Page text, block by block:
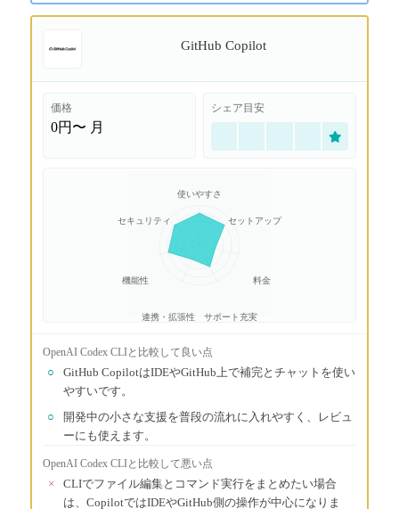
GitHub Copilot
価格
0円〜 月
シェア目安
使いやすさ
セットアップ
料金
サポート充実
連携・拡張性
機能性
セキュリティ
OpenAI Codex CLIと比較して良い点
○
GitHub CopilotはIDEやGitHub上で補完とチャットを使い
やすいです。
○
開発中の小さな支援を普段の流れに入れやすく、レビュ
ーにも使えます。
OpenAI Codex CLIと比較して悪い点
×
CLIでファイル編集とコマンド実行をまとめたい場合
は、CopilotではIDEやGitHub側の操作が中心になりま